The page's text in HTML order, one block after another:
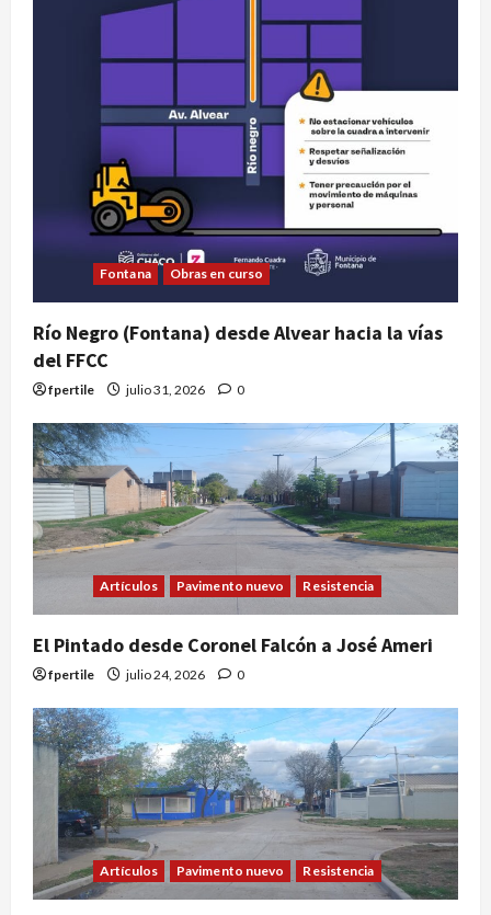
Fontana Obras en curso
Río Negro (Fontana) desde Alvear hacia la vías
del FFCC
fpertile julio 31, 2026 0
Artículos Pavimento nuevo Resistencia
El Pintado desde Coronel Falcón a José Ameri
fpertile julio 24, 2026 0
Artículos Pavimento nuevo Resistencia